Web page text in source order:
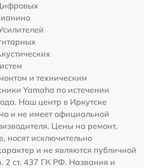
и техническим
Yamaha по истечении
Наш центр в Иркутске
и не имеет официальной
Цены на ремонт,
носят исключительно
и не являются публичной
2 ст. 437 ГК РФ. Названия и